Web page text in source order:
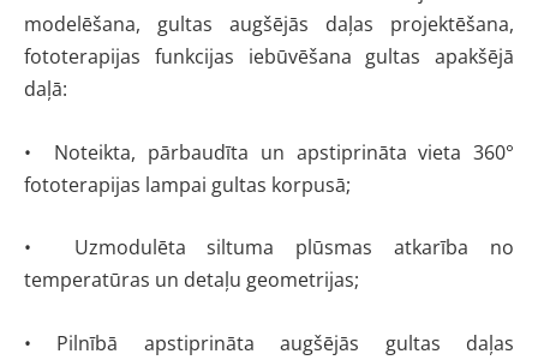
modelēšana, gultas augšējās daļas projektēšana,
fototerapijas funkcijas iebūvēšana gultas apakšējā
daļā:
• Noteikta, pārbaudīta un apstiprināta vieta 360°
fototerapijas lampai gultas korpusā;
• Uzmodulēta siltuma plūsmas atkarība no
temperatūras un detaļu geometrijas;
• Pilnībā apstiprināta augšējās gultas daļas